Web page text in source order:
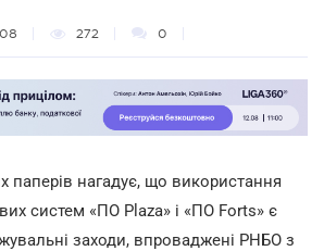
272 0
паперів нагадує, що використання
систем «ПО Plaza» і «ПО Forts» є
заходи, впроваджені РНБО з